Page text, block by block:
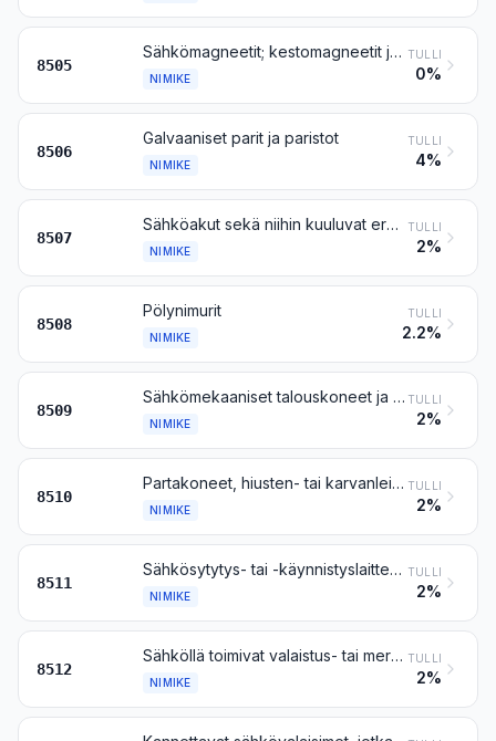
8505
Sähkömagneetit; kestomagneetit ja tavarat, jotka magnetoinnin jälkeen on tarkoitettu käytettäviksi kestomagneetteina; sähkömagneetti- tai kestomagneetti-istukat ja niiden kaltaiset pitimet; sähkömagneettiset kytkimet ja jarrut; sähkömagneettiset nostopäät
NIMIKE
TULLI
0%
8506
Galvaaniset parit ja paristot
NIMIKE
TULLI
4%
8507
Sähköakut sekä niihin kuuluvat erottimet, myös suorakaiteen tai neliön muotoiset
NIMIKE
TULLI
2%
8508
Pölynimurit
NIMIKE
TULLI
2.2%
8509
Sähkömekaaniset talouskoneet ja -laitteet, joissa on yhteenrakennettu sähkömoottori, ei kuitenkaan nimikkeen 8508 pölynimurit
NIMIKE
TULLI
2%
8510
Partakoneet, hiusten- tai karvanleikkuukoneet, sekä ihokarvojen poistolaitteet yhteenrakennetuin sähkömoottorein
NIMIKE
TULLI
2%
8511
Sähkösytytys- tai -käynnistyslaitteet, jollaisia käytetään kipinäsytytys- tai puristussytytysmoottoreissa (esim. sytytysmagneetot, laturimagneetot, sytytyskelat, sytytys- ja hehkutulpat sekä käynnistinmoottorit); generaattorit (esim. tasavirta- tai vaihtovirtageneraattorit) sekä lataus- ja takavirtareleet, jollaisia käytetään polttomoottoreiden yhteydessä
NIMIKE
TULLI
2%
8512
Sähköllä toimivat valaistus- tai merkinantolaitteet (muut kuin nimikkeen 8539 tavarat), sähköllä toimivat tuulilasinpyyhkimet sekä sähköllä toimivat jään- tai huurunpoistolaitteet, jollaisia käytetään polkupyörissä tai moottoriajoneuvoissa
NIMIKE
TULLI
2%